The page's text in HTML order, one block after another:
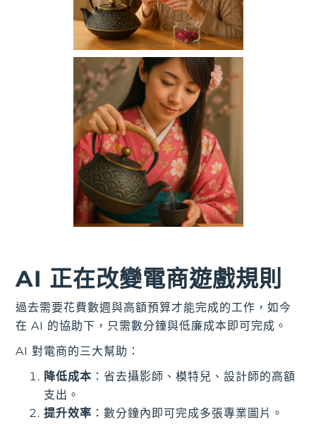
AI 正在改變電商遊戲規則
過去需要花費數週與高額預算才能完成的工作，如今
在 AI 的協助下，只需數分鐘與低廉成本即可完成。
AI 對電商的三大幫助：
降低成本 ：省去攝影師、模特兒、設計師的高額
支出。
提升效率 ：數分鐘內即可完成多張專業圖片。